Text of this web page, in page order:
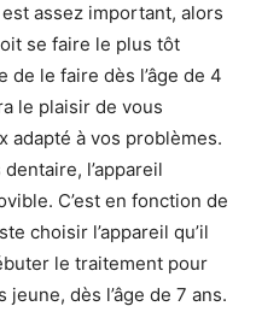
assez important, alors
se faire le plus tôt
le faire dès l’âge de 4
le plaisir de vous
adapté à vos problèmes.
l’appareil
C’est en fonction de
choisir l’appareil qu’il
le traitement pour
dès l’âge de 7 ans.